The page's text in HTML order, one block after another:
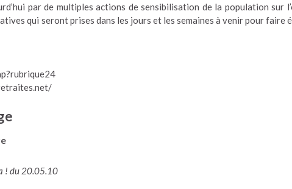
par de multiples actions de sensibilisation de la population sur
qui seront prises dans les jours et les semaines à venir pour faire
! du 20.05.10